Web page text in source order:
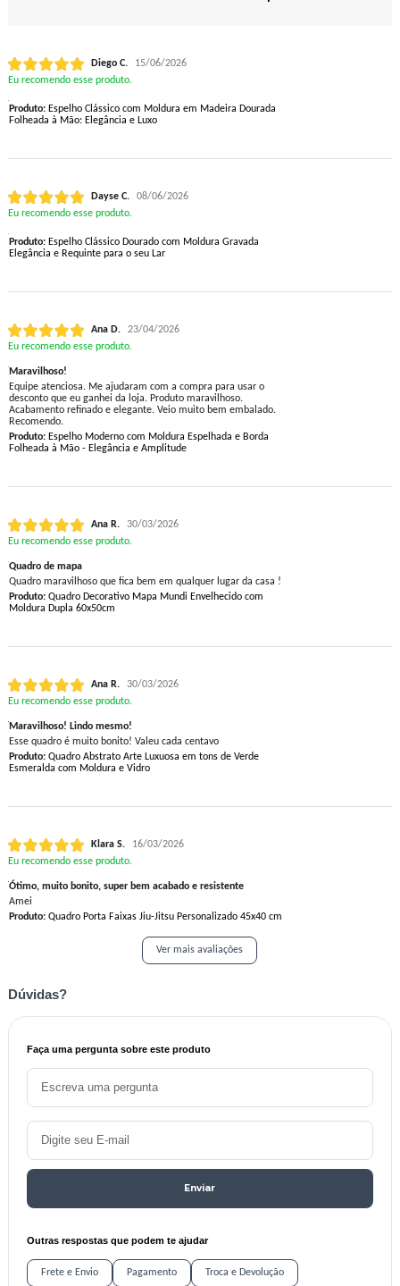
Diego C.
15/06/2026
Eu recomendo esse produto.
Produto:Espelho Clássico com Moldura em Madeira Dourada
Folheada à Mão: Elegância e Luxo
Dayse C.
08/06/2026
Eu recomendo esse produto.
Produto:Espelho Clássico Dourado com Moldura Gravada
Elegância e Requinte para o seu Lar
Ana D.
23/04/2026
Eu recomendo esse produto.
Maravilhoso!
Equipe atenciosa. Me ajudaram com a compra para usar o
desconto que eu ganhei da loja. Produto maravilhoso.
Acabamento refinado e elegante. Veio muito bem embalado.
Recomendo.
Produto:Espelho Moderno com Moldura Espelhada e Borda
Folheada à Mão - Elegância e Amplitude
Ana R.
30/03/2026
Eu recomendo esse produto.
Quadro de mapa
Quadro maravilhoso que fica bem em qualquer lugar da casa !
Produto:Quadro Decorativo Mapa Mundi Envelhecido com
Moldura Dupla 60x50cm
Ana R.
30/03/2026
Eu recomendo esse produto.
Maravilhoso! Lindo mesmo!
Esse quadro é muito bonito! Valeu cada centavo
Produto:Quadro Abstrato Arte Luxuosa em tons de Verde
Esmeralda com Moldura e Vidro
Klara S.
16/03/2026
Eu recomendo esse produto.
Ótimo, muito bonito, super bem acabado e resistente
Amei
Produto:Quadro Porta Faixas Jiu-Jitsu Personalizado 45x40 cm
Ver mais avaliações
Dúvidas?
Faça uma pergunta sobre este produto
Enviar
Outras respostas que podem te ajudar
Frete e Envio Pagamento Troca e Devolução